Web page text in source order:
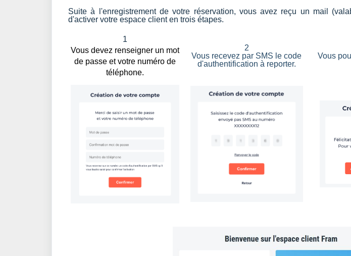
Suite à l'enregistrement de votre réservation, vous avez reçu un mail
d'activer votre espace client en trois étapes.
1
Vous devez renseigner un mot
de passe et votre numéro de
téléphone.
2
Vous recevez par SMS le code
d'authentification à reporter.
Vous